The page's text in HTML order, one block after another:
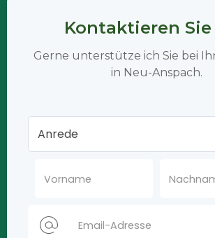
Kontaktieren
Gerne unterstütze ich Sie bei
in Neu-Anspach.